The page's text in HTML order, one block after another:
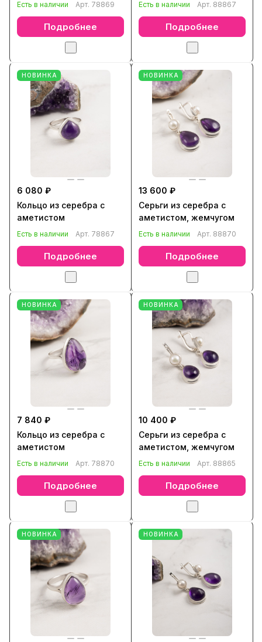
Есть в наличии Арт. 78869
Подробнее
Есть в наличии Арт. 88867
Подробнее
НОВИНКА
6 080 ₽
Кольцо из серебра с
аметистом
Есть в наличии Арт. 78867
Подробнее
НОВИНКА
13 600 ₽
Серьги из серебра с
аметистом, жемчугом
Есть в наличии Арт. 88870
Подробнее
НОВИНКА
7 840 ₽
Кольцо из серебра с
аметистом
Есть в наличии Арт. 78870
Подробнее
НОВИНКА
10 400 ₽
Серьги из серебра с
аметистом, жемчугом
Есть в наличии Арт. 88865
Подробнее
НОВИНКА НОВИНКА